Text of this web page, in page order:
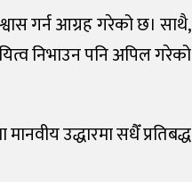
गर्न आग्रह गरेको छ। साथै,
निभाउन पनि अपिल गरेको
उद्धारमा सधैँ प्रतिबद्ध